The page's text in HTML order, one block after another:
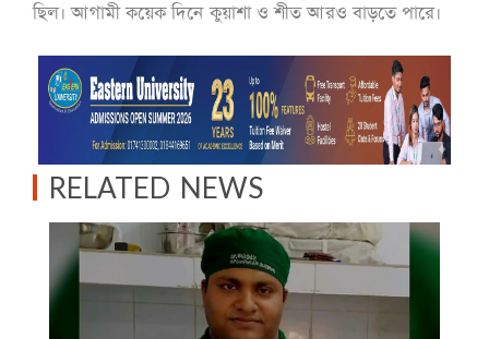
ছিল। আগামী কয়েক দিনে কুয়াশা ও শীত আরও বাড়তে পারে।
RELATED NEWS